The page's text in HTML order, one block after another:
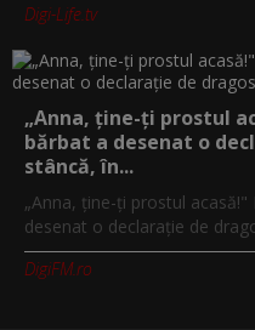
Digi-Life.tv
„Anna, ţine-ţi prostul
bărbat a desenat o
stâncă, în...
„Anna, ţine-ţi prostul
desenat o declaraţie de
DigiFM.ro